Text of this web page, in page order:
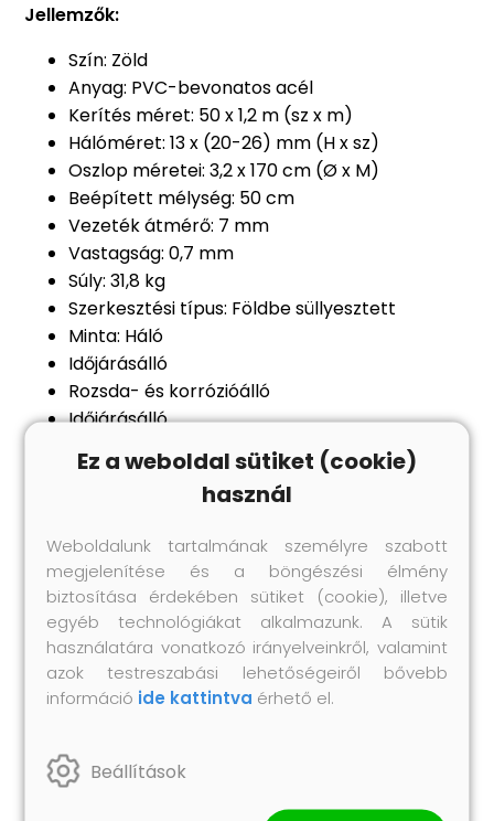
Jellemzők:
Szín: Zöld
Anyag: PVC-bevonatos acél
Kerítés méret: 50 x 1,2 m (sz x m)
Hálóméret: 13 x (20-26) mm (H x sz)
Oszlop méretei: 3,2 x 170 cm (Ø x M)
Beépített mélység: 50 cm
Vezeték átmérő: 7 mm
Vastagság: 0,7 mm
Súly: 31,8 kg
Szerkesztési típus: Földbe süllyesztett
Minta: Háló
Időjárásálló
Rozsda- és korrózióálló
Időjárásálló
Csak kültéri használatra
Összeszerelés szükséges: Igen
1 x Hegesztett drótháló kerítés: 50 x 1,2 m (Sz x
M)
22 x Oszlop: 3,2 x 170 cm (Ø x M)
4 x Szögletes oszlop: 3,2 x 170 cm (Ø x M)
22 x Műanyag kupak
66 x Műanyag feszítő drót támogató
6 x Feszítő
Ez a weboldal sütiket (cookie)
használ
Weboldalunk tartalmának személyre szabott
megjelenítése és a böngészési élmény
biztosítása érdekében sütiket (cookie), illetve
egyéb technológiákat alkalmazunk. A sütik
használatára vonatkozó irányelveinkről, valamint
azok testreszabási lehetőségeiről bővebb
információ ide kattintva érhető el.
Beállítások